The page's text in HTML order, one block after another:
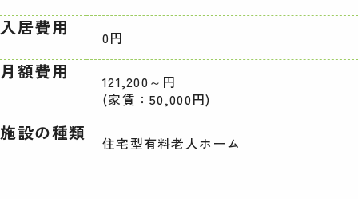
入居費用 0円
月額費用
121,200～円
(家賃：50,000円)
施設の種類 住宅型有料老人ホーム